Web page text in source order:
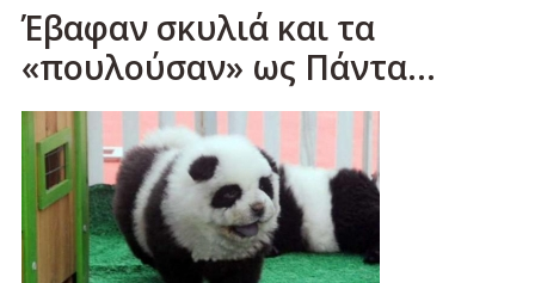
Έβαφαν σκυλιά και τα
«πουλούσαν» ως Πάντα...